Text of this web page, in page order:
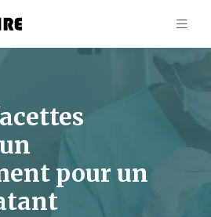
pour un